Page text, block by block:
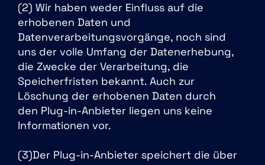
(2) Wir haben weder Einfluss auf die
erhobenen Daten und
Datenverarbeitungsvorgänge, noch sind
uns der volle Umfang der Datenerhebung,
die Zwecke der Verarbeitung, die
Speicherfristen bekannt. Auch zur
Löschung der erhobenen Daten durch
den Plug-in-Anbieter liegen uns keine
Informationen vor.
(3)Der Plug-in-Anbieter speichert die über